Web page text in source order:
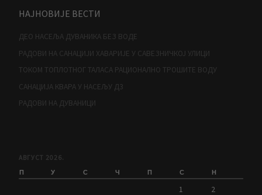
НАЈНОВИЈЕ ВЕСТИ
ДЕО НАСЕЉА ДУВАНИКА БЕЗ ВОДЕ
РАДОВИ НА САНАЦИЈИ ХАВАРИЈЕ У САВЕЗНИЧКОЈ УЛИЦИ
ТОКОМ ТОПЛОТНОГ ТАЛАСА РАЦИОНАЛНО ТРОШИТЕ ВОДУ
САНАЦИЈА КВАРА У НАСЕЉУ Д3
РАДОВИ НА ДУВАНИЦИ
АВГУСТ 2026.
П У С Ч П С Н
1 2